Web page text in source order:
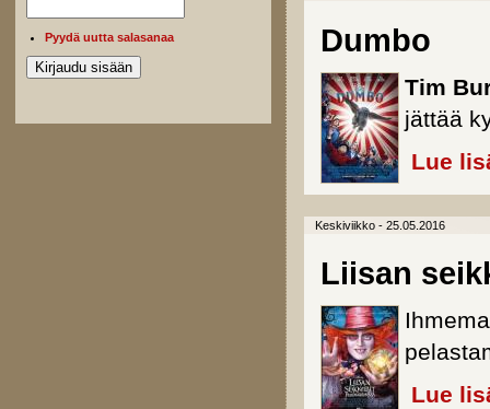
Pyydä uutta salasanaa Dumbo
Tim
jättää
Lue
Keskiviikko - 25.05.2016
Liisan
Lue